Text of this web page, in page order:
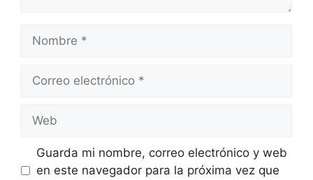
Nombre
Correo
Web
Guarda mi nombre, correo electrónico y web
en este navegador para la próxima vez que